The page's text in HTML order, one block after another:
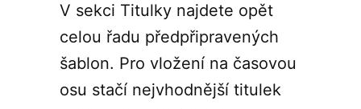
V sekci Titulky najdete opět
celou řadu předpřipravených
šablon. Pro vložení na časovou
osu stačí nejvhodnější titulek